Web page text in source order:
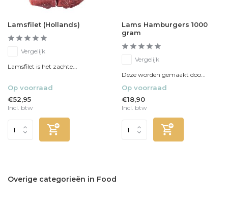
Lamsfilet (Hollands)
Vergelijk
Lamsfilet is het zachte...
Op voorraad
€52,95
Incl. btw
Lams Hamburgers 1000
gram
Vergelijk
Deze worden gemaakt doo...
Op voorraad
€18,90
Incl. btw
Overige categorieën in Food